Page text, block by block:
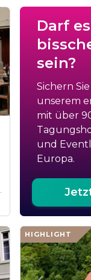
Darf
sein?
Sichern
unserem
mit über
und
Europa.
HIGHLIGHT